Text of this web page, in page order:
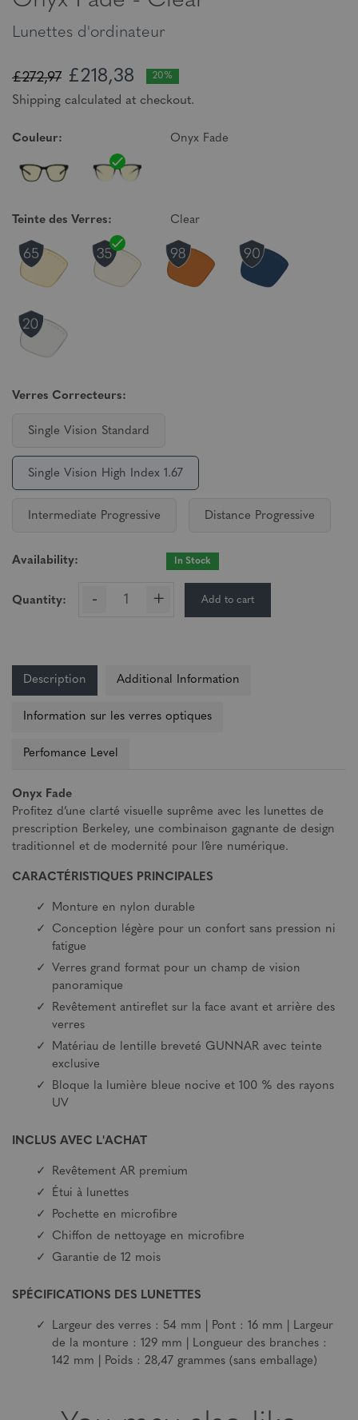
Lunettes d'ordinateur
£272,97 £218,38 20%
Shipping calculated at checkout.
Couleur: Onyx Fade
Teinte des Verres: Clear
Verres Correcteurs:
Single Vision Standard
Single Vision High Index 1.67
Intermediate Progressive Distance Progressive
Availability: In Stock
Quantity: - + Add to cart
Description Additional Information
Information sur les verres optiques
Perfomance Level
Onyx Fade
Profitez d’une clarté visuelle suprême avec les lunettes de
prescription Berkeley, une combinaison gagnante de design
traditionnel et de modernité pour l’ère numérique.
CARACTÉRISTIQUES PRINCIPALES
Monture en nylon durable
Conception légère pour un confort sans pression ni
fatigue
Verres grand format pour un champ de vision
panoramique
Revêtement antireflet sur la face avant et arrière des
verres
Matériau de lentille breveté GUNNAR avec teinte
exclusive
Bloque la lumière bleue nocive et 100 % des rayons
UV
INCLUS AVEC L'ACHAT
Revêtement AR premium
Étui à lunettes
Pochette en microfibre
Chiffon de nettoyage en microfibre
Garantie de 12 mois
SPÉCIFICATIONS DES LUNETTES
Largeur des verres : 54 mm | Pont : 16 mm | Largeur
de la monture : 129 mm | Longueur des branches :
142 mm | Poids : 28,47 grammes (sans emballage)